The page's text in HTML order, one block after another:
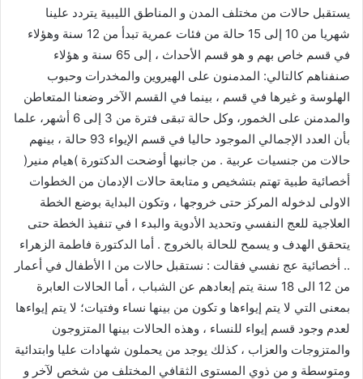
يستقبل حالات من مختلف المدن و المناطق الليبية يتردد علينا
شهريا من 10 إلى 15 حالة من فئات عمرية تبدأ من 12 سنة وهؤلاء
في قسم خاص بهم و هو قسم الأحداث ، إلى 65 سنة و هؤلاء
صنفناهم كالتالي: المدمنون على الهيروين والمخدرات وحبوب
الهلوسة و غيرها في قسم ، بينما في القسم الآخر وضعنا المتعاطن
والمدمنن على الخمور، وكل حالة تبقى فترة من 3 إلى 6 أشهر، علما
بأن العدد الإجمالي الموجود حاليا في قسم الإيواء 93 حالة ، بينهم
حالات من جنسيات عربية . من جانبها أوضحت الدكتورة )هيام منير(
أخصائية طبية تهتم بتشخيص و متابعة حالات الإدمان من الخطوات
الاولى لدخوله المركز حتى خروجها ، وتكون البداية بوضع الخطة
العلاجية للعج النفسي وتحديد الأدوية والبدء ا في تنفيذ الخطة حتى
يتحقق الهدف و يسمح للحالة بالخروج . أما الدكتورة فاطمة الزهراء
.. أخصائية عج نفسي فقالت : نستقبل حالات من ا الأطفال في أعمار
من 12 الى 18 سنة يتم إبعادهم عن الشباب ، أما الحالات العابرة
بمعنى التي لا يتم إيواءها و تكون من بينها نساء وفتيات؛ لا يتم إيواءها
لعدم وجود قسم إيواء للنساء ، وهذه الحالات بينها المتزوجون
والمتزوجات والعزاب ، كذلك يوجد من يحملون شهادات عليا وابتدائية
ومتوسطة و من ذوي المستوى الثقافي المختلف من شخص لآخر و